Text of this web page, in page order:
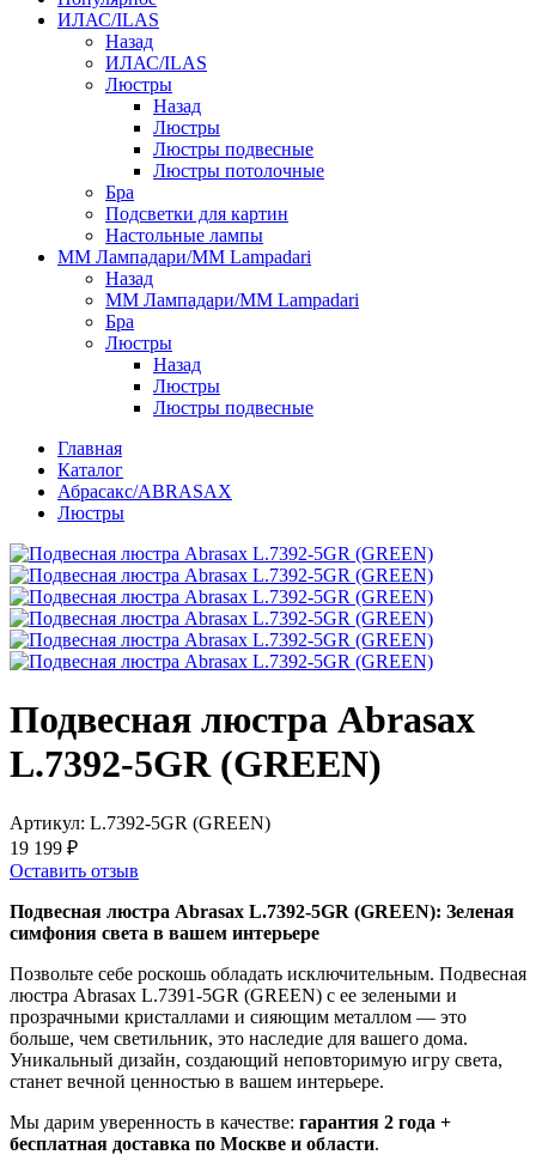
ИЛАС/ILAS
Назад
ИЛАС/ILAS
Люстры
Назад
Люстры
Люстры подвесные
Люстры потолочные
Бра
Подсветки для картин
Настольные лампы
ММ Лампадари/MM Lampadari
Назад
ММ Лампадари/MM Lampadari
Бра
Люстры
Назад
Люстры
Люстры подвесные
Главная
Каталог
Абрасакс/ABRASAX
Люстры
Подвесная люстра Abrasax
L.7392-5GR (GREEN)
Артикул: L.7392-5GR (GREEN)
19 199 ₽
Оставить отзыв
Подвесная люстра Abrasax L.7392-5GR (GREEN): Зеленая
симфония света в вашем интерьере
Позвольте себе роскошь обладать исключительным. Подвесная
люстра Abrasax L.7391-5GR (GREEN) с ее зелеными и
прозрачными кристаллами и сияющим металлом — это
больше, чем светильник, это наследие для вашего дома.
Уникальный дизайн, создающий неповторимую игру света,
станет вечной ценностью в вашем интерьере.
Мы дарим уверенность в качестве: гарантия 2 года +
бесплатная доставка по Москве и области.